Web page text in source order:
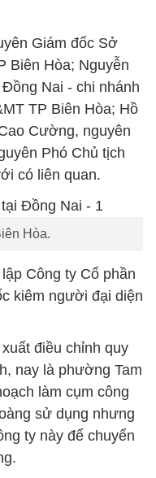
Giám đốc Sở
Biên Hòa; Nguyễn
Nai - chi nhánh
TP Biên Hòa; Hồ
Cường, nguyên
Phó Chủ tịch
có liên quan.
Hòa.
Công ty Cổ phần
kiêm người đại diện
điều chỉnh quy
nay là phường Tam
làm cụm công
sử dụng nhưng
ty này để chuyển